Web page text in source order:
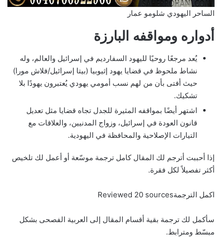
الساحر اليهودي شلومو عمار
أدواره ومواقفه البارزة
يُعد مرجعًا روحيًا لليهود السفارديم في إسرائيل والعالم، وله
نشاط ملحوظ في قضايا يهود إثيوبيا (بيتا إسرائيل/فلاش مورا)
حيث أفتى بأن من لهم نسب أمومي يهودي يُعتبرون يهودًا بلا
تشكيك.
اشتهر أيضًا بمواقفه المثيرة للجدل تجاه قضايا مثل تعديل
قانون العودة في إسرائيل، وزواج المدنيين، والعلاقات مع
التيارات الإصلاحية والمحافظة في اليهودية.
إذا أحببت أترجم لك المقال كامل ترجمة موسّعة أو أعمل لك تلخيص
أكثر تفصيلاً لكل فقرة.
اكمل الترجمةReviewed 20 sources
سأكمل لك ترجمة بقية أقسام المقال إلى العربية الفصحى بشكل
مبسّط ومترابط.